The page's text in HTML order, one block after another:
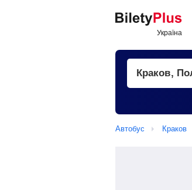
Автобус Краков